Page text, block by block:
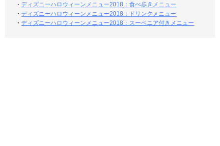
・ディズニーハロウィーンメニュー2018：食べ歩きメニュー
・ディズニーハロウィーンメニュー2018：ドリンクメニュー
・ディズニーハロウィーンメニュー2018：スーベニア付きメニュー